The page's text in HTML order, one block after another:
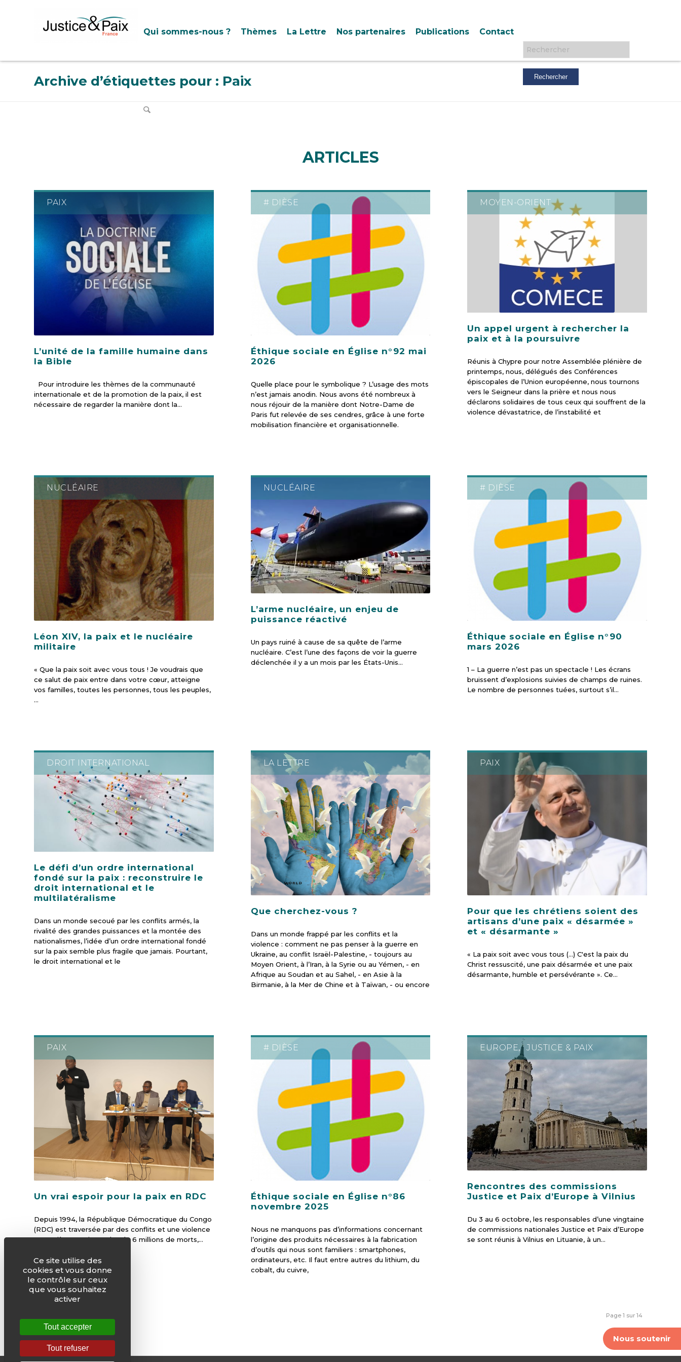
Qui sommes-nous ? Thèmes La Lettre Nos partenaires Publications Contact
Rechercher :
Nous soutenir
Archive d’étiquettes pour : Paix
ARTICLES
PAIX
L’unité de la famille humaine dans
la Bible
Pour introduire les thèmes de la communauté
internationale et de la promotion de la paix, il est
nécessaire de regarder la manière dont la…
# DIÈSE
Éthique sociale en Église n°92 mai
2026
Quelle place pour le symbolique ? L’usage des mots
n’est jamais anodin. Nous avons été nombreux à
nous réjouir de la manière dont Notre-Dame de
Paris fut relevée de ses cendres, grâce à une forte
mobilisation financière et organisationnelle.
MOYEN-ORIENT
Un appel urgent à rechercher la
paix et à la poursuivre
Réunis à Chypre pour notre Assemblée plénière de
printemps, nous, délégués des Conférences
épiscopales de l’Union européenne, nous tournons
vers le Seigneur dans la prière et nous nous
déclarons solidaires de tous ceux qui souffrent de la
violence dévastatrice, de l’instabilité et
NUCLÉAIRE
Léon XIV, la paix et le nucléaire
militaire
« Que la paix soit avec vous tous ! Je voudrais que
ce salut de paix entre dans votre cœur, atteigne
vos familles, toutes les personnes, tous les peuples,
…
NUCLÉAIRE
L’arme nucléaire, un enjeu de
puissance réactivé
Un pays ruiné à cause de sa quête de l’arme
nucléaire. C’est l’une des façons de voir la guerre
déclenchée il y a un mois par les États-Unis…
# DIÈSE
Éthique sociale en Église n°90
mars 2026
1 – La guerre n’est pas un spectacle ! Les écrans
bruissent d’explosions suivies de champs de ruines.
Le nombre de personnes tuées, surtout s’il…
DROIT INTERNATIONAL
Le défi d’un ordre international
fondé sur la paix : reconstruire le
droit international et le
multilatéralisme
Dans un monde secoué par les conflits armés, la
rivalité des grandes puissances et la montée des
nationalismes, l’idée d’un ordre international fondé
sur la paix semble plus fragile que jamais. Pourtant,
le droit international et le
LA LETTRE
Que cherchez-vous ?
Dans un monde frappé par les conflits et la
violence : comment ne pas penser à la guerre en
Ukraine, au conflit Israël-Palestine, - toujours au
Moyen Orient, à l’Iran, à la Syrie ou au Yémen, - en
Afrique au Soudan et au Sahel, - en Asie à la
Birmanie, à la Mer de Chine et à Taïwan, - ou encore
PAIX
Pour que les chrétiens soient des
artisans d’une paix « désarmée »
et « désarmante »
« La paix soit avec vous tous (…) C'est la paix du
Christ ressuscité, une paix désarmée et une paix
désarmante, humble et persévérante ». Ce…
PAIX
Un vrai espoir pour la paix en RDC
Depuis 1994, la République Démocratique du Congo
(RDC) est traversée par des conflits et une violence
meurtrière continus. Plus de 6 millions de morts,…
# DIÈSE
Éthique sociale en Église n°86
novembre 2025
Nous ne manquons pas d’informations concernant
l’origine des produits nécessaires à la fabrication
d’outils qui nous sont familiers : smartphones,
ordinateurs, etc. Il faut entre autres du lithium, du
cobalt, du cuivre,
EUROPE, JUSTICE & PAIX
Rencontres des commissions
Justice et Paix d’Europe à Vilnius
Du 3 au 6 octobre, les responsables d’une vingtaine
de commissions nationales Justice et Paix d’Europe
se sont réunis à Vilnius en Lituanie, à un…
Page 1 sur 14
Ce site utilise des
cookies et vous donne
le contrôle sur ceux
que vous souhaitez
activer
Tout accepter
Tout refuser